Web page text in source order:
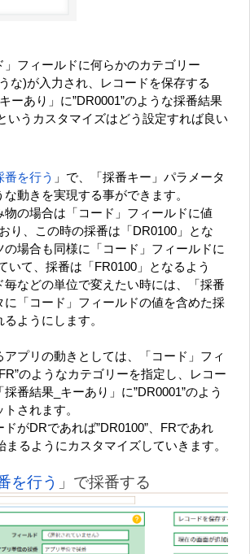
」フィールドに何らかのカテゴリー
うな)が入力され、レコードを保存する
ーあり」に”DR0001”のような採番結果
いうカスタマイズはどう設定すれば良い
番を行う 」で、「採番キー」パラメータ
動きを実現する事ができます。
物の場合は「コード」フィールドに値
り、この時の採番は「DR0100」とな
の場合も同様に「コード」フィールドに
いて、採番は「FR0100」となるよう
毎などの単位で変えたい時には、「採番
に「コード」フィールドの値を含めた採
ようにします。
アプリの動きとしては、「コード」フィ
のようなカテゴリーを指定し、レコー
採番結果_キーあり」に”DR0001”のよう
されます。
ドがDRであれば”DR0100”、FRであれ
まるようにカスタマイズしていきます。
を行う 」で採番する